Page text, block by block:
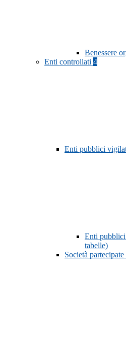
Benessere
Enti controllati 4
Enti pubblici
Enti
tabelle)
Società partecipate